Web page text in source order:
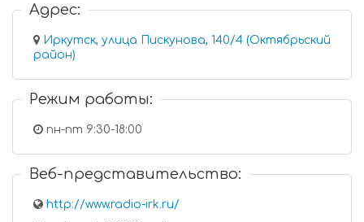
Адрес:
Иркутск, улица Пискунова, 140/4 (Октябрьский
район)
Режим работы:
пн-пт 9:30-18:00
Веб-представительство:
http://www.radio-irk.ru/